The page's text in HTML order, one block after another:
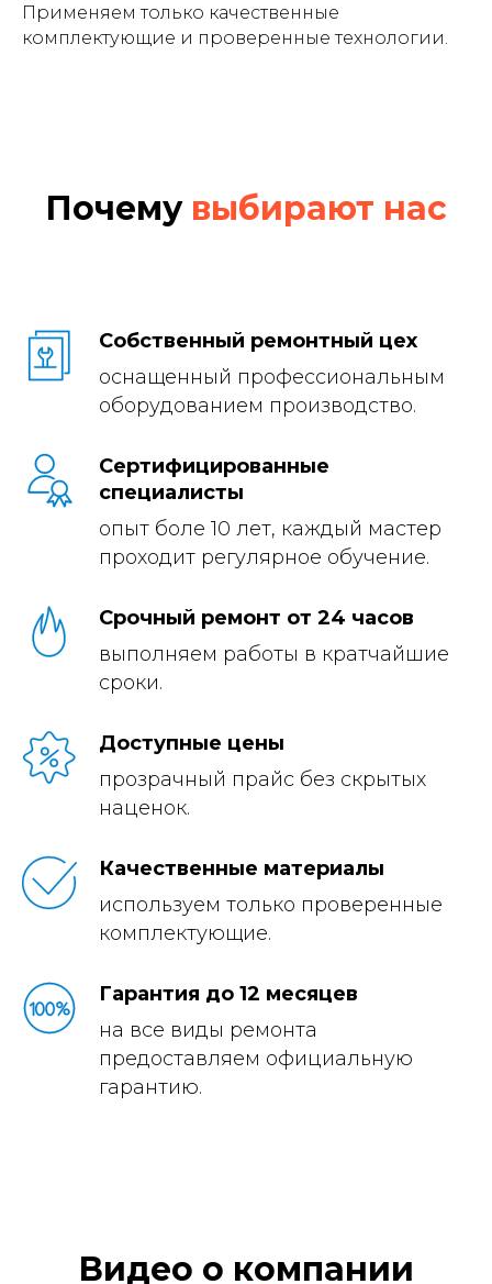
Применяем только качественные
комплектующие и проверенные технологии.
Почему выбирают нас
Собственный ремонтный цех
оснащенный профессиональным
оборудованием производство.
Сертифицированные
специалисты
опыт боле 10 лет, каждый мастер
проходит регулярное обучение.
Срочный ремонт от 24 часов
выполняем работы в кратчайшие
сроки.
Доступные цены
прозрачный прайс без скрытых
наценок.
Качественные материалы
используем только проверенные
комплектующие.
Гарантия до 12 месяцев
на все виды ремонта
предоставляем официальную
гарантию.
Видео о компании